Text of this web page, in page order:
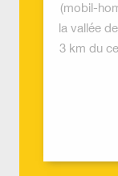
(mobil-
la vallée
3 km du